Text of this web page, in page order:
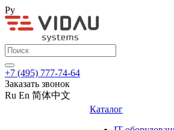
Ру
+7 (495) 777-74-64
Заказать звонок
Ru En 简体中文
Каталог